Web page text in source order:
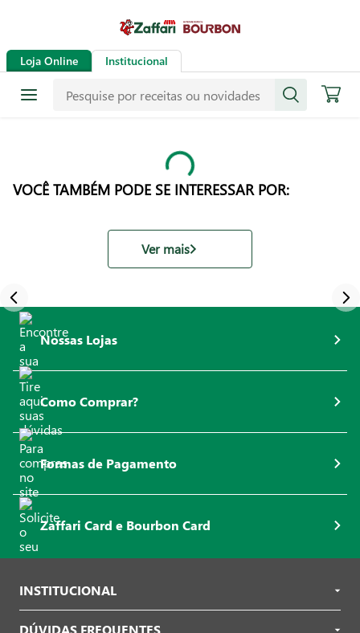
Loja Online Institucional
VOCÊ TAMBÉM PODE SE INTERESSAR POR:
Ver mais
Nossas Lojas
Como Comprar?
Formas de Pagamento
Zaffari Card e Bourbon Card
INSTITUCIONAL